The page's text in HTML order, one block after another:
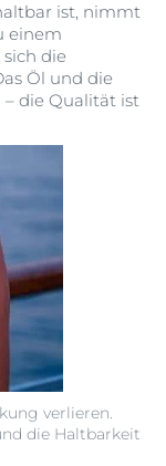
verlieren.
die Haltbarkeit
ist, nimmt
einem
die
Öl und die
die Qualität ist